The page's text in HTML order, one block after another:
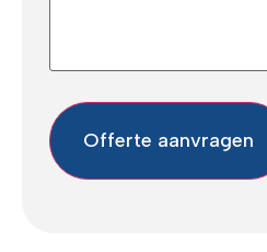
Offerte aanvragen